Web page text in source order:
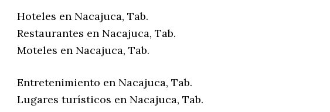
Hoteles en Nacajuca, Tab.
Restaurantes en Nacajuca, Tab.
Moteles en Nacajuca, Tab.
Entretenimiento en Nacajuca, Tab.
Lugares turísticos en Nacajuca, Tab.